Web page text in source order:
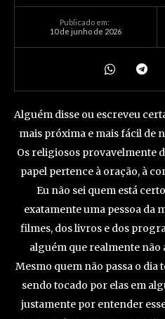
Publicado em:
10 de junho de 2026
Alguém disse ou escreveu
mais próxima e mais fácil de
Os religiosos provavelmente
papel pertence à oração, à
Eu não sei quem está
exatamente uma pessoa da
filmes, dos livros e dos
alguém que realmente não
Mesmo quem não passa o dia
sendo tocado por elas em
justamente por entender